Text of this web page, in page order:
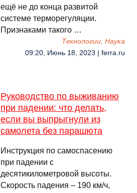
ещё не до конца развитой
системе терморегуляции.
Признаками такого …
Технологии, Наука
09:20, Июнь 18, 2023 | ferra.ru
Руководство по выживанию
при падении: что делать,
если вы выпрыгнули из
самолета без парашюта
Инструкция по самоспасению
при падении с
десятикилометровой высоты.
Скорость падения – 190 км/ч,